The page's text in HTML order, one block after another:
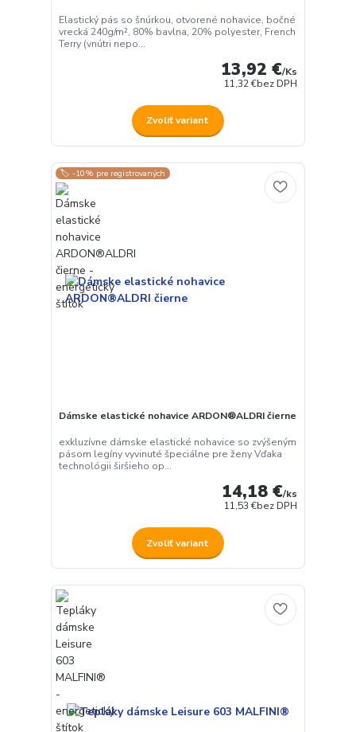
Elastický pás so šnúrkou, otvorené nohavice, bočné
vrecká 240g/m², 80% bavlna, 20% polyester, French
Terry (vnútri nepo...
13,92 €/Ks
11,32 €bez DPH
Zvoliť variant
🏷️ -10% pre registrovaných
Dámske elastické nohavice ARDON®ALDRI čierne
exkluzívne dámske elastické nohavice so zvýšeným
pásom legíny vyvinuté špeciálne pre ženy Vďaka
technológii širšieho op...
14,18 €/ks
11,53 €bez DPH
Zvoliť variant